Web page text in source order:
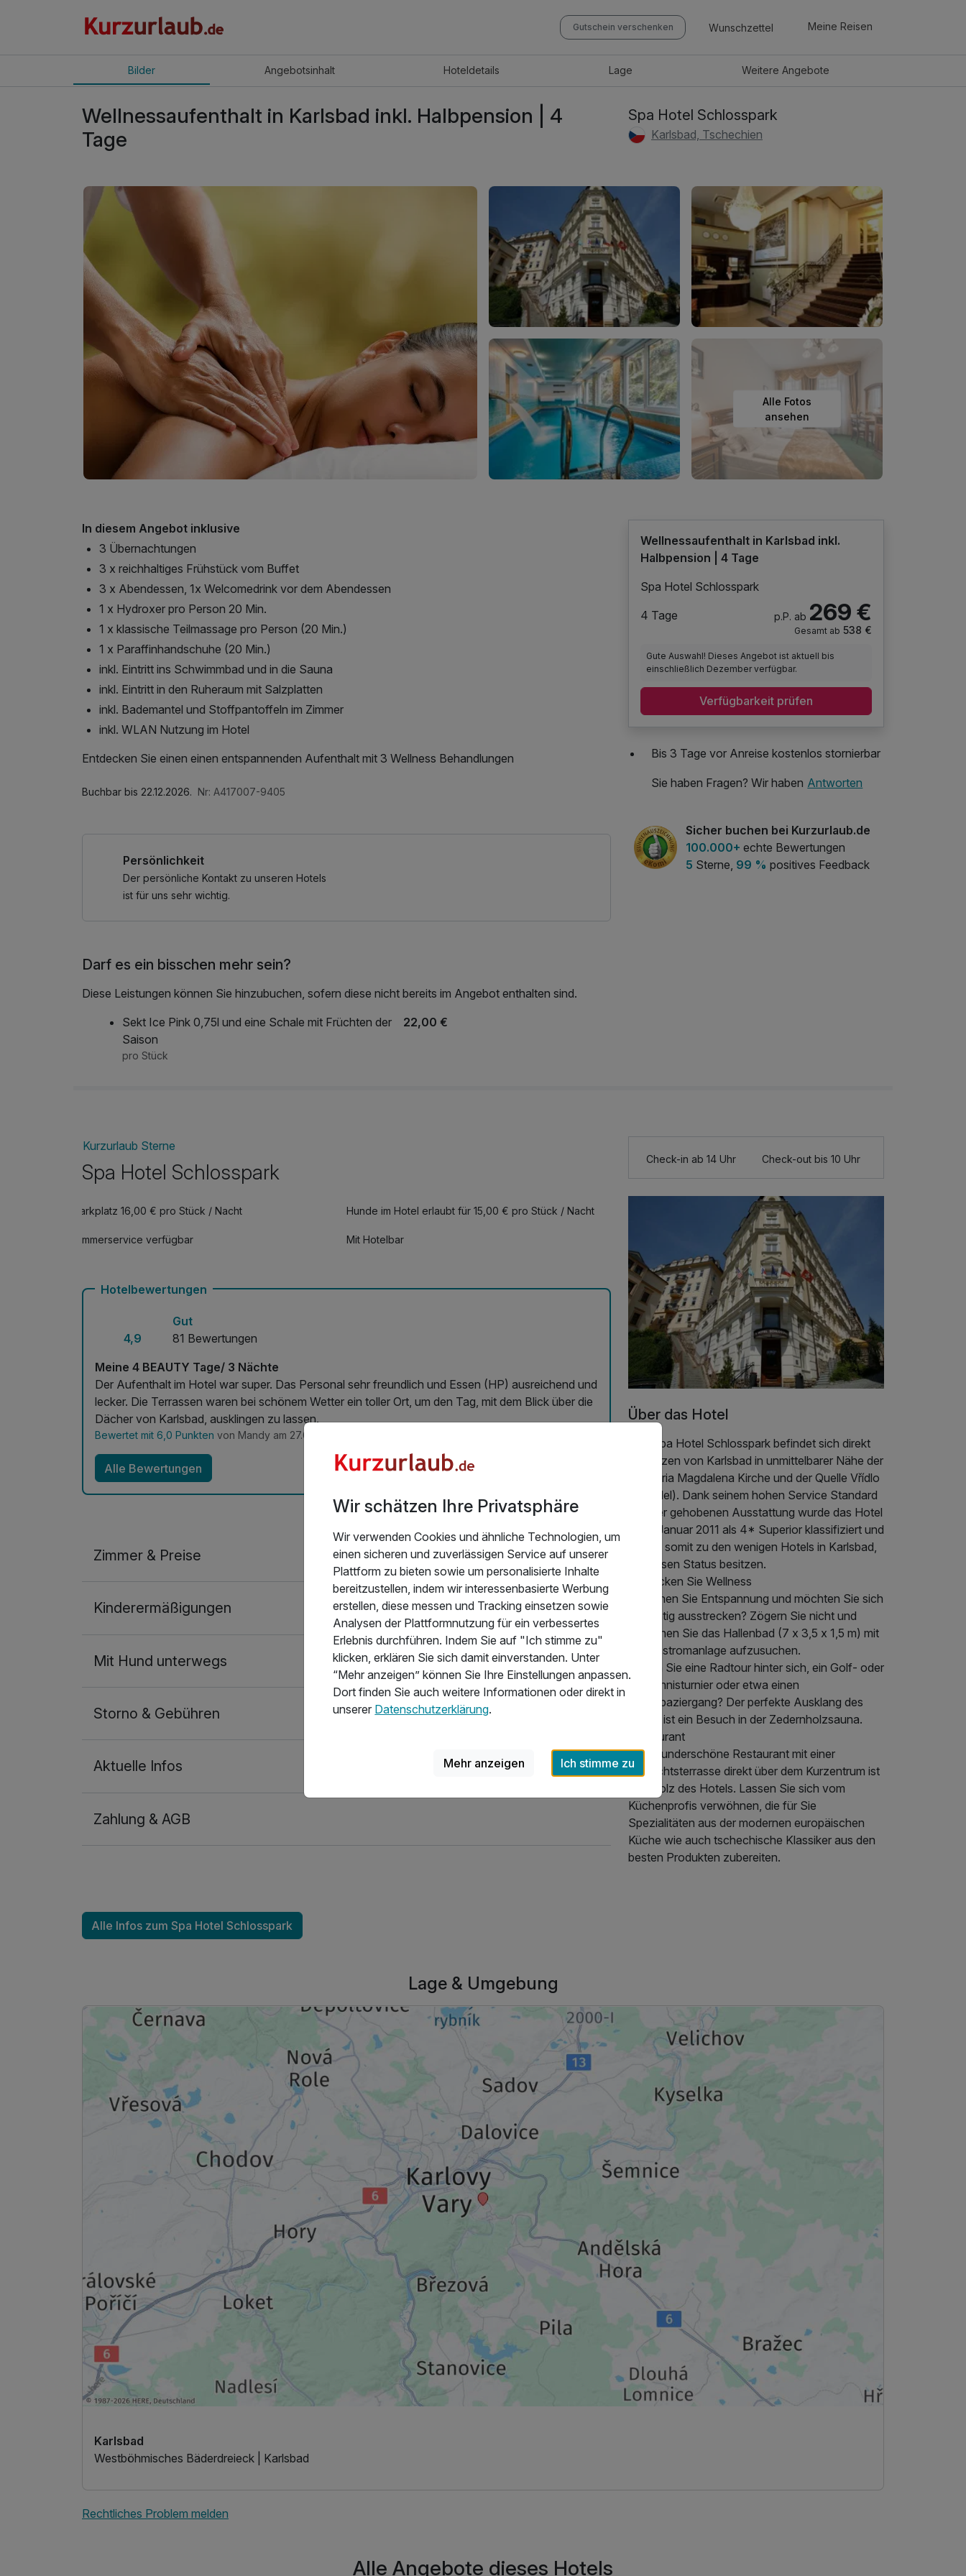
Gutschein verschenken Wunschzettel Meine Reisen
Bilder Angebotsinhalt Hoteldetails Lage WeitereAngebote
Wellnessaufenthalt in Karlsbad inkl. Halbpension | 4
Tage
Spa Hotel Schlosspark
Karlsbad, Tschechien
Alle Fotos
ansehen
In diesem Angebot inklusive
3 Übernachtungen
3 x reichhaltiges Frühstück vom Buffet
3 x Abendessen, 1x Welcomedrink vor dem Abendessen
1 x Hydroxer pro Person 20 Min.
1 x klassische Teilmassage pro Person (20 Min.)
1 x Paraffinhandschuhe (20 Min.)
inkl. Eintritt ins Schwimmbad und in die Sauna
inkl. Eintritt in den Ruheraum mit Salzplatten
inkl. Bademantel und Stoffpantoffeln im Zimmer
inkl. WLAN Nutzung im Hotel
Entdecken Sie einen einen entspannenden Aufenthalt mit 3 Wellness Behandlungen
Buchbar bis 22.12.2026. Nr: A417007-9405
Persönlichkeit
Der persönliche Kontakt zu unseren Hotels
ist für uns sehr wichtig.
Darf es ein bisschen mehr sein?
Diese Leistungen können Sie hinzubuchen, sofern diese nicht bereits im Angebot enthalten sind.
Sekt Ice Pink 0,75l und eine Schale mit Früchten der
Saison
22,00 €
pro Stück
Wellnessaufenthalt in Karlsbad inkl.
Halbpension | 4 Tage
Spa Hotel Schlosspark
4 Tage
p.P. ab 269 €
Gesamt ab 538 €
Gute Auswahl! Dieses Angebot ist aktuell bis
einschließlich Dezember verfügbar.
Verfügbarkeit prüfen
Bis 3 Tage vor Anreise kostenlos stornierbar
Sie haben Fragen? Wir haben Antworten
Sicher buchen bei Kurzurlaub.de
100.000+ echte Bewertungen
5 Sterne, 99 % positives Feedback
Kurzurlaub Sterne
Spa Hotel Schlosspark
Parkplatz 16,00 € pro Stück / Nacht Hunde im Hotel erlaubt für 15,00 € pro Stück / Nacht
Zimmerservice verfügbar Mit Hotelbar
Hotelbewertungen
4,9
Gut
81 Bewertungen
Meine 4 BEAUTY Tage/ 3 Nächte
Der Aufenthalt im Hotel war super. Das Personal sehr freundlich und Essen (HP) ausreichend und
lecker. Die Terrassen waren bei schönem Wetter ein toller Ort, um den Tag, mit dem Blick über die
Dächer von Karlsbad, ausklingen zu lassen.
Bewertet mit 6,0 Punkten von Mandy am 27.05.2026
Alle Bewertungen
Zimmer & Preise
2 Erwachsene und 2 Kinder
2 Erwachsene und 1 Kind
Ausstattung
Für 4 Tage 269,00 €
Einzelzimmer Deluxe
Kinderermäßigungen
Mit Hund unterwegs
Storno & Gebühren
Aktuelle Infos
Zahlung & AGB
Check-in ab 14 Uhr Check-out bis 10 Uhr
Über das Hotel
Das Spa Hotel Schlosspark befindet sich direkt
im Herzen von Karlsbad in unmittelbarer Nähe der
St. Maria Magdalena Kirche und der Quelle Vřídlo
(Sprudel). Dank seinem hohen Service Standard
und der gehobenen Ausstattung wurde das Hotel
am 1. Januar 2011 als 4* Superior klassifiziert und
gehört somit zu den wenigen Hotels in Karlsbad,
die diesen Status besitzen.
Entdecken Sie Wellness
Brauchen Sie Entspannung und möchten Sie sich
so richtig ausstrecken? Zögern Sie nicht und
besuchen Sie das Hallenbad (7 x 3,5 x 1,5 m) mit
Gegenstromanlage aufzusuchen.
Haben Sie eine Radtour hinter sich, ein Golf- oder
ein Tennisturnier oder etwa einen
Waldspaziergang? Der perfekte Ausklang des
Tages ist ein Besuch in der Zedernholzsauna.
Restaurant
Das wunderschöne Restaurant mit einer
Aussichtsterrasse direkt über dem Kurzentrum ist
der Stolz des Hotels. Lassen Sie sich vom
Küchenprofis verwöhnen, die für Sie
Spezialitäten aus der modernen europäischen
Küche wie auch tschechische Klassiker aus den
besten Produkten zubereiten.
Alle Infos zum Spa Hotel Schlosspark
Lage & Umgebung
Karlsbad
Westböhmisches Bäderdreieck | Karlsbad
Rechtliches Problem melden
Alle Angebote dieses Hotels
Wir schätzen Ihre Privatsphäre
Wir verwenden Cookies und ähnliche Technologien, um
einen sicheren und zuverlässigen Service auf unserer
Plattform zu bieten sowie um personalisierte Inhalte
bereitzustellen, indem wir interessenbasierte Werbung
erstellen, diese messen und Tracking einsetzen sowie
Analysen der Plattformnutzung für ein verbessertes
Erlebnis durchführen. Indem Sie auf "Ich stimme zu"
klicken, erklären Sie sich damit einverstanden. Unter
“Mehr anzeigen” können Sie Ihre Einstellungen anpassen.
Dort finden Sie auch weitere Informationen oder direkt in
unserer Datenschutzerklärung.
Mehr anzeigen Ich stimme zu